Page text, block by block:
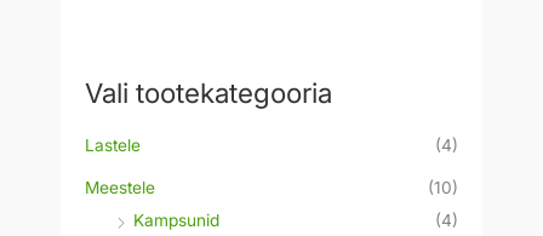
Vali tootekategooria
Lastele (4)
Meestele
(10)
Kampsunid
(4)